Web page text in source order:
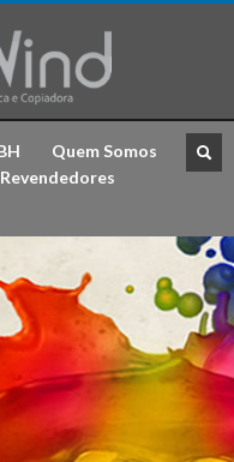
Quem Somos
Revendedores